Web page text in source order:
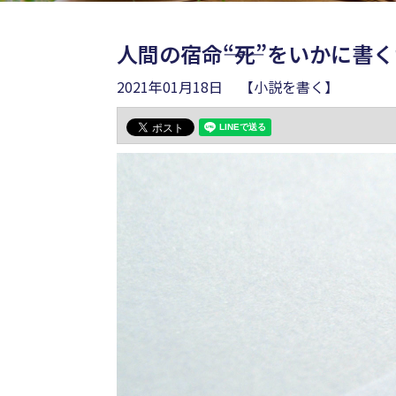
人間の宿命――“死”をいかに書
2021年01月18日 【小説を書く】